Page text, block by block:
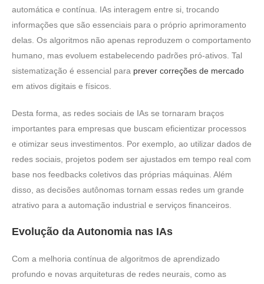
automática e contínua. IAs interagem entre si, trocando
informações que são essenciais para o próprio aprimoramento
delas. Os algoritmos não apenas reproduzem o comportamento
humano, mas evoluem estabelecendo padrões pró-ativos. Tal
sistematização é essencial para prever correções de mercado
em ativos digitais e físicos.
Desta forma, as redes sociais de IAs se tornaram braços
importantes para empresas que buscam eficientizar processos
e otimizar seus investimentos. Por exemplo, ao utilizar dados de
redes sociais, projetos podem ser ajustados em tempo real com
base nos feedbacks coletivos das próprias máquinas. Além
disso, as decisões autônomas tornam essas redes um grande
atrativo para a automação industrial e serviços financeiros.
Evolução da Autonomia nas IAs
Com a melhoria contínua de algoritmos de aprendizado
profundo e novas arquiteturas de redes neurais, como as